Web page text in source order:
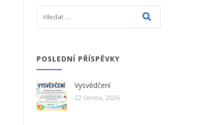
POSLEDNÍ PŘÍSPĚVKY
Vysvědčení
22 června, 2026